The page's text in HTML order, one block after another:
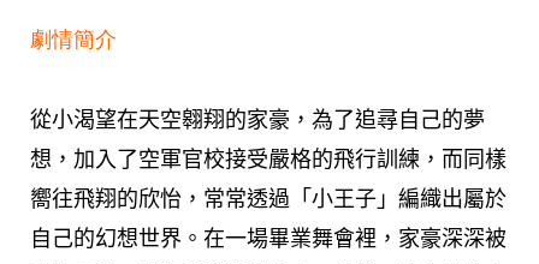
劇情簡介
從小渴望在天空翱翔的家豪，為了追尋自己的夢
想，加入了空軍官校接受嚴格的飛行訓練，而同樣
嚮往飛翔的欣怡，常常透過「小王子」編織出屬於
自己的幻想世界。在一場畢業舞會裡，家豪深深被